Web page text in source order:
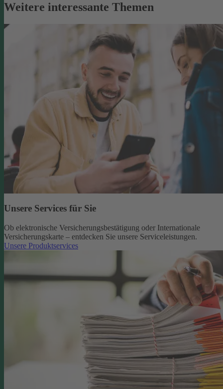
Weitere interessante Themen
Unsere Services für Sie
Ob elektronische Versicherungsbestätigung oder Internationale
Versicherungskarte – entdecken Sie unsere Serviceleistungen.
Unsere Produktservices